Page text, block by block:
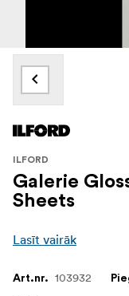
ILFORD
Galerie
Sheets
Lasīt vairāk
Art.nr. 103932